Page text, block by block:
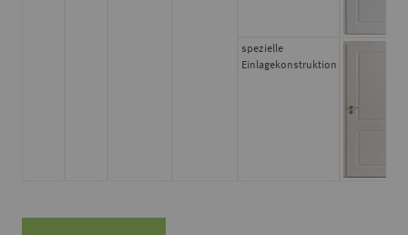
spezielle
Einlagekonstruktion